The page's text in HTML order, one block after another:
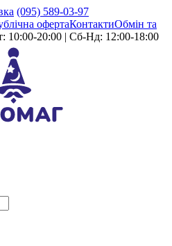
(095) 589-03-97
офертаКонтактиОбмін та
10:00-20:00 | Сб-Нд: 12:00-18:00